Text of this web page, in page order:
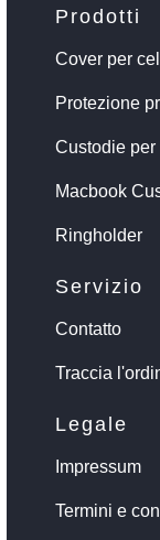
Prodotti
Cover per
Protezione
Custodie per
Macbook
Ringholder
Servizio
Contatto
Traccia
Legale
Impressum
Termini e